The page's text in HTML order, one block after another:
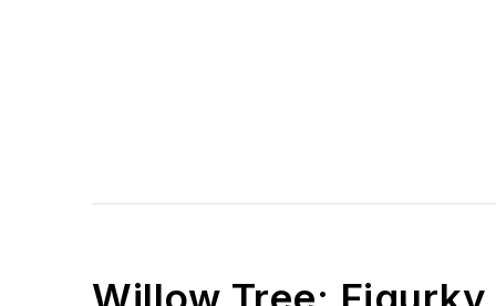
Willow Tree: